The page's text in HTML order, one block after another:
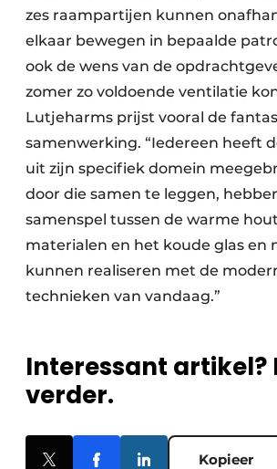
zes raampartijen kunnen
elkaar bewegen in bepaalde
ook de wens van de
zomer zo voldoende ventilatie
Lutjeharms prijst vooral de
samenwerking. “Iedereen heeft
uit zijn specifiek domein
door die samen te leggen,
samenspel tussen de warme
materialen en het koude glas en
kunnen realiseren met de
technieken van vandaag.”
Interessant artikel?
verder.
Kopieer